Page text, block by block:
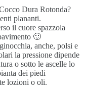
Dura Rotonda?
plananti.
il cuore spazzola
🙂
anche, polsi e
la pressione dipende
o sotto le ascelle lo
dei piedi
lozioni o oli.